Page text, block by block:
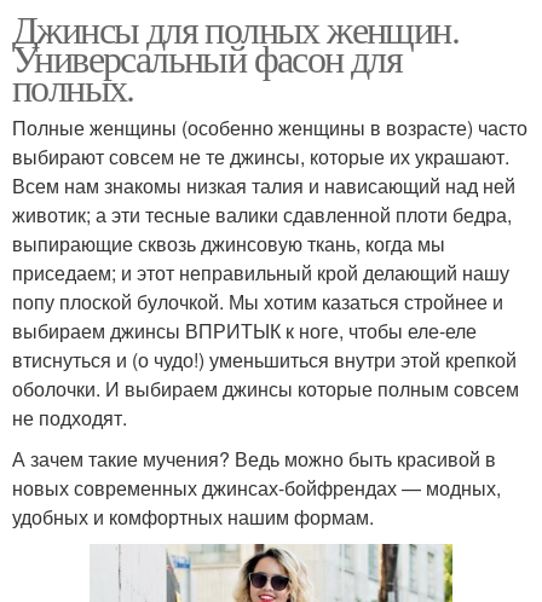
Джинсы для полных женщин.
Универсальный фасон для
полных.
Полные женщины (особенно женщины в возрасте) часто
выбирают совсем не те джинсы, которые их украшают.
Всем нам знакомы низкая талия и нависающий над ней
животик; а эти тесные валики сдавленной плоти бедра,
выпирающие сквозь джинсовую ткань, когда мы
приседаем; и этот неправильный крой делающий нашу
попу плоской булочкой. Мы хотим казаться стройнее и
выбираем джинсы ВПРИТЫК к ноге, чтобы еле-еле
втиснуться и (о чудо!) уменьшиться внутри этой крепкой
оболочки. И выбираем джинсы которые полным совсем
не подходят.
А зачем такие мучения? Ведь можно быть красивой в
новых современных джинсах-бойфрендах — модных,
удобных и комфортных нашим формам.